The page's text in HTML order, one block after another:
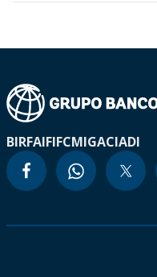
BIRFAIFIFCMIGACIADI